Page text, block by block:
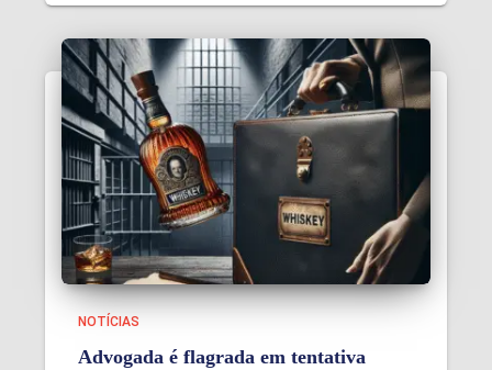
NOTÍCIAS
Advogada é flagrada em tentativa